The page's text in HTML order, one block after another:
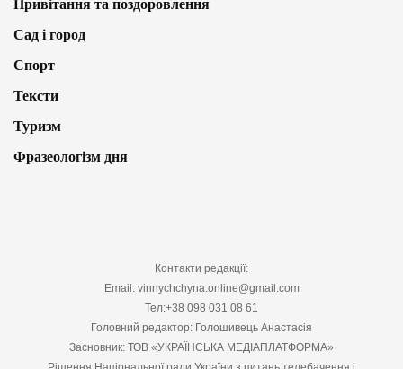
Привітання та поздоровлення
Сад і город
Спорт
Тексти
Туризм
Фразеологізм дня
Контакти редакції:
Email: vinnychchyna.online@gmail.com
Тел:+38 098 031 08 61
Головний редактор: Голошивець Анастасія
Засновник: ТОВ «УКРАЇНСЬКА МЕДІАПЛАТФОРМА»